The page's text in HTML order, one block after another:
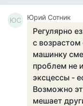
ЮС Юрий Сотник
Регулярно
с возрастом
машинку
проблем не
эксцессы -
Возможно
мешает